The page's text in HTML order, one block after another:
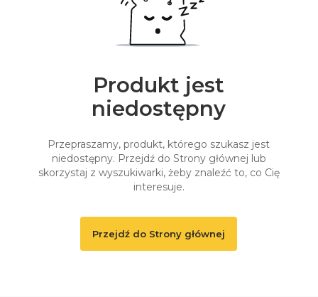
Produkt jest
niedostępny
Przepraszamy, produkt, którego szukasz jest
niedostępny. Przejdź do Strony głównej lub
skorzystaj z wyszukiwarki, żeby znaleźć to, co Cię
interesuje.
Przejdź do Strony głównej